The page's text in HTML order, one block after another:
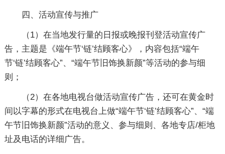
四、活动宣传与推广
（1）在当地发行量的日报或晚报刊登活动宣传广
告，主题是《端午节‘链’结顾客心》，内容包括“端午
节‘链’结顾客心”、“端午节旧饰换新颜”等活动的参与细
则；
（2）在各地电视台做活动宣传广告，还可在黄金时
间以字幕的形式在电视台上做“端午节‘链’结顾客心”、“端
午节旧饰换新颜”活动的意义、参与细则、各地专店/柜地
址及电话的详细广告。